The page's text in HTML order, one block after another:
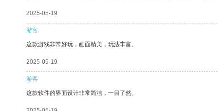
2025-05-19
游客
这款游戏非常好玩，画面精美，玩法丰富。
2025-05-19
游客
这款软件的界面设计非常简洁，一目了然。